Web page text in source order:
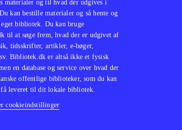
materialer og til hvad der udgives i
kan bestille materialer og så hente og
bibliotek. Du kan bruge
til at søge frem, hvad der er udgivet af
tidsskrifter, artikler, e-bøger,
Bibliotek.dk er altså ikke et fysisk
en database og service over hvad der
offentlige biblioteker, som du kan
leveret til dit lokale bibliotek.
cookieindstillinger